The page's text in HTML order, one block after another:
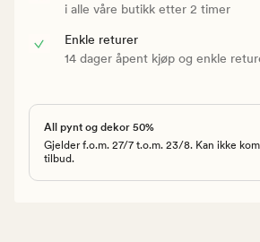
i alle våre butikk etter 2 timer
Enkle returer
14 dager åpent kjøp og enkle
All pynt og dekor 50%
Gjelder f.o.m. 27/7 t.o.m. 23/8. Kan ikke
tilbud.